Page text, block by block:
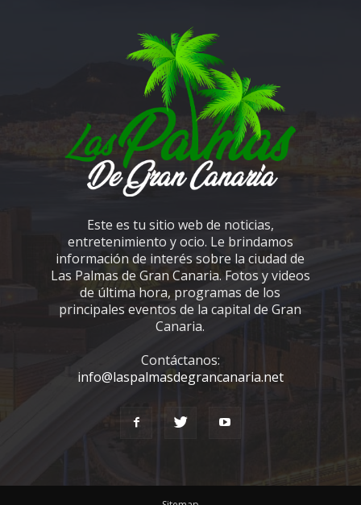
Este es tu sitio web de noticias,
entretenimiento y ocio. Le brindamos
información de interés sobre la ciudad de
Las Palmas de Gran Canaria. Fotos y videos
de última hora, programas de los
principales eventos de la capital de Gran
Canaria.
Contáctanos:
info@laspalmasdegrancanaria.net